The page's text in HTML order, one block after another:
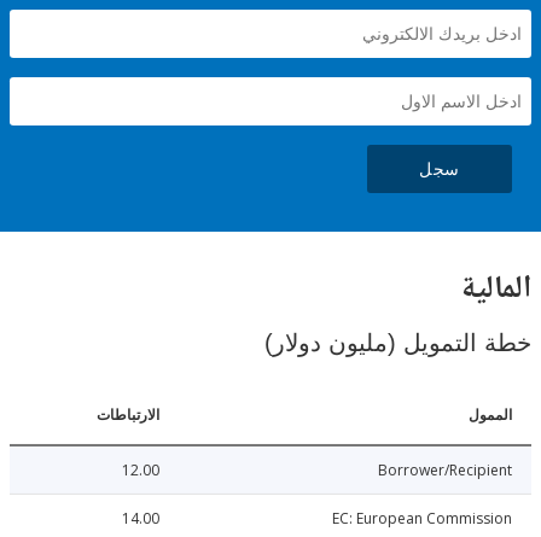
(مليون دولار)
الارتباطات
Borrower/
EC: European